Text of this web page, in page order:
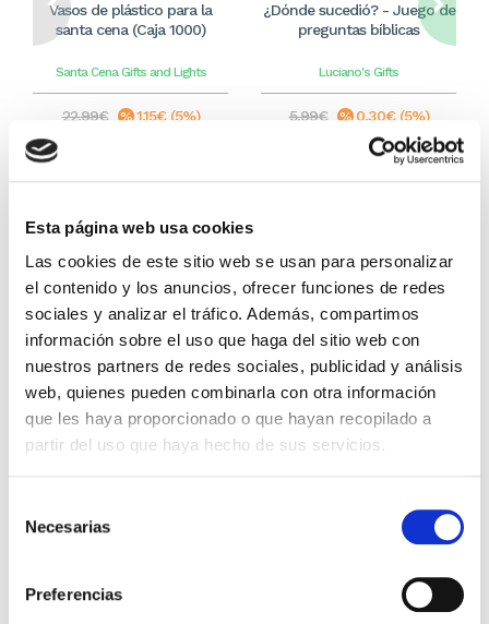
Esta página web usa cookies
Las cookies de este sitio web se usan para personalizar
el contenido y los anuncios, ofrecer funciones de redes
sociales y analizar el tráfico. Además, compartimos
información sobre el uso que haga del sitio web con
nuestros partners de redes sociales, publicidad y análisis
web, quienes pueden combinarla con otra información
que les haya proporcionado o que hayan recopilado a
partir del uso que haya hecho de sus servicios.
Necesarias
Preferencias
Vasos de plástico para la
santa cena (Caja 1000)
Santa Cena Gifts and Lights
22,99€ 1,15€ (5%)
¿Dónde sucedió? - Juego de
preguntas bíblicas
Luciano's Gifts
5,99€ 0,30€ (5%)
5,69€
Otros títulos del autor
cámara y acción!
Gente Común Perdidos y